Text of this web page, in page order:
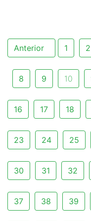
Anterior 1 2
8 9 10
16 17 18
23 24 25
30 31 32
37 38 39